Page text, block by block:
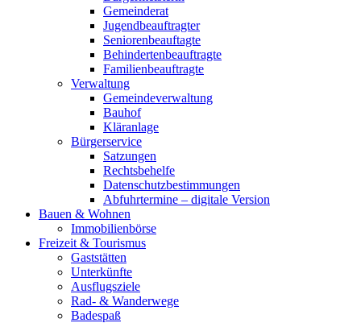
Gemeinderat
Jugendbeauftragter
Seniorenbeauftagte
Behindertenbeauftragte
Familienbeauftragte
Verwaltung
Gemeindeverwaltung
Bauhof
Kläranlage
Bürgerservice
Satzungen
Rechtsbehelfe
Datenschutzbestimmungen
Abfuhrtermine – digitale Version
Bauen & Wohnen
Immobilienbörse
Freizeit & Tourismus
Gaststätten
Unterkünfte
Ausflugsziele
Rad- & Wanderwege
Badespaß